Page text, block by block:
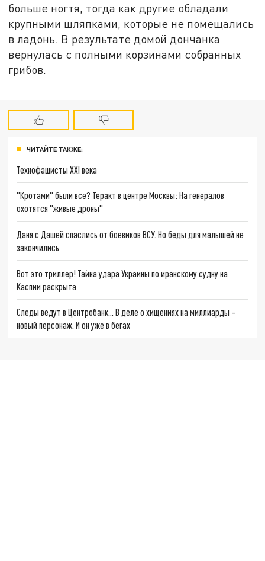
больше ногтя, тогда как другие обладали
крупными шляпками, которые не помещались
в ладонь. В результате домой дончанка
вернулась с полными корзинами собранных
грибов.
ЧИТАЙТЕ ТАКЖЕ:
Технофашисты XXI века
"Кротами" были все? Теракт в центре Москвы: На генералов
охотятся "живые дроны"
Даня с Дашей спаслись от боевиков ВСУ. Но беды для малышей не
закончились
Вот это триллер! Тайна удара Украины по иранскому судну на
Каспии раскрыта
Следы ведут в Центробанк… В деле о хищениях на миллиарды –
новый персонаж. И он уже в бегах